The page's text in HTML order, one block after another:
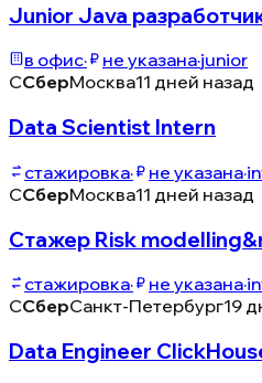
Junior Java
в офис· не указана·junior
ССберМосква11 дней назад
Data Scientist Intern
стажировка· не указана·
ССберМосква11 дней назад
Стажер Risk
стажировка· не указана·
ССберСанкт-Петербург19
Data Engineer